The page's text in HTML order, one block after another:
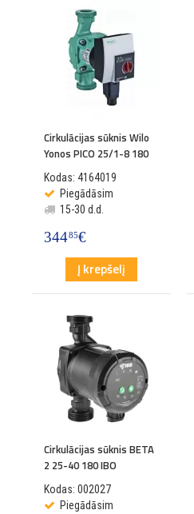
Cirkulācijas sūknis Wilo
Yonos PICO 25/1-8 180
Kodas: 4164019
Piegādāsim
15-30 d.d.
34485€
Į krepšelį
Cirkulācijas sūknis BETA
2 25-40 180 IBO
Kodas: 002027
Piegādāsim